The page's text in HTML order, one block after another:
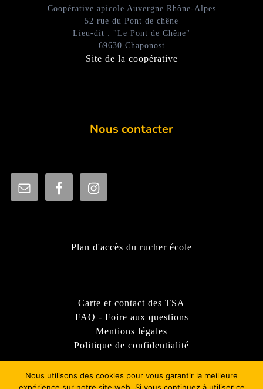
Coopérative apicole Auvergne Rhône-Alpes
52 rue du Pont de chêne
Lieu-dit : "Le Pont de Chêne"
69630 Chaponost
Site de la coopérative
Nous contacter
Plan d'accès du rucher école
Carte et contact des TSA
FAQ - Foire aux questions
Mentions légales
Politique de confidentialité
Nous utilisons des cookies pour vous garantir la meilleure